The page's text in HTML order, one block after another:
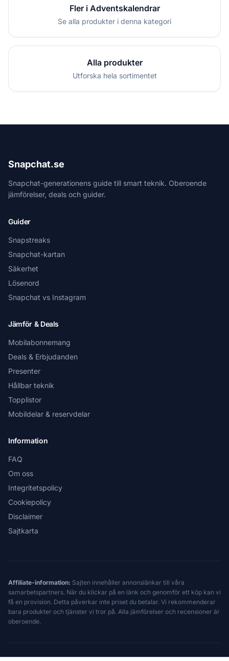
Fler i Adventskalendrar
Se alla produkter i denna kategori
Alla produkter
Utforska hela sortimentet
Snapchat.se
Snapchat-generationens guide till smart teknik. Oberoende
jämförelser, deals och guider.
Guider
Snapstreaks
Snapchat-kartan
Säkerhet
Lösenord
Snapchat vs Instagram
Jämför & Deals
Mobilabonnemang
Deals & Erbjudanden
Presenter
Hållbar teknik
Topplistor
Mobildelar & reservdelar
Information
FAQ
Om oss
Integritetspolicy
Cookiepolicy
Disclaimer
Sajtkarta
Affiliate-information: Sajten innehåller annonslänkar till våra
samarbetspartners. När du klickar på en länk och genomför ett köp kan vi
få en provision. Detta påverkar inte priset du betalar. Vi rekommenderar
bara produkter och tjänster vi tror på. Alla jämförelser och recensioner är
oberoende.